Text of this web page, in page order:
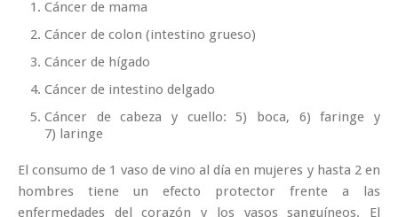
Cáncer de mama
Cáncer de colon (intestino grueso)
Cáncer de hígado
Cáncer de intestino delgado
Cáncer de cabeza y cuello: 5)
boca, 6) faringey
7) laringe
Elconsumo de 1 vaso de vino al día en mujeres y hasta 2 en
hombres tiene un efecto protector frente a las
enfermedades del corazón y los vasos sanguíneos. El